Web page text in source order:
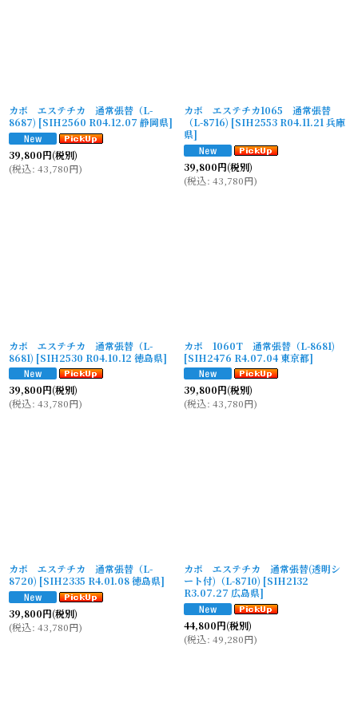
カボ エステチカ 通常張替（L-
8687) [SIH2560 R04.12.07 静岡県]
39,800円(税別)
(税込: 43,780円)
カボ エステチカ1065 通常張替
（L-8716) [SIH2553 R04.11.21 兵庫
県]
39,800円(税別)
(税込: 43,780円)
カボ エステチカ 通常張替（L-
8681) [SIH2530 R04.10.12 徳島県]
39,800円(税別)
(税込: 43,780円)
カボ 1060T 通常張替（L-8681)
[SIH2476 R4.07.04 東京都]
39,800円(税別)
(税込: 43,780円)
カボ エステチカ 通常張替（L-
8720) [SIH2335 R4.01.08 徳島県]
39,800円(税別)
(税込: 43,780円)
カボ エステチカ 通常張替(透明シ
ート付)（L-8710) [SIH2132
R3.07.27 広島県]
44,800円(税別)
(税込: 49,280円)